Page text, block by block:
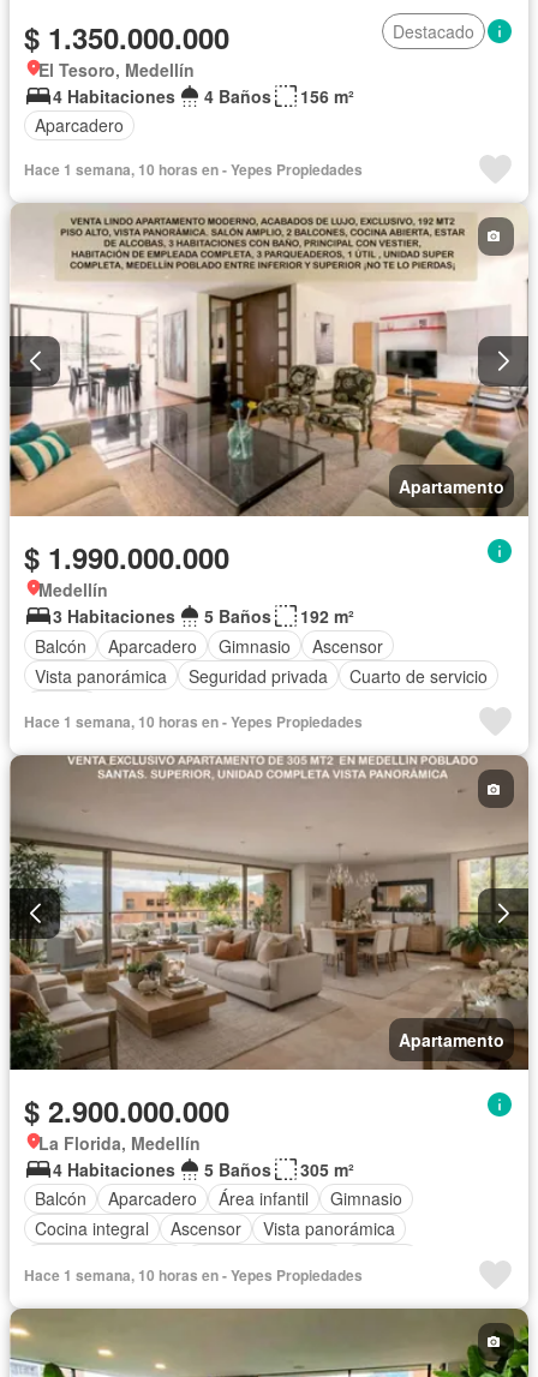
$ 1.350.000.000
Destacado
El Tesoro, Medellín
4 Habitaciones
4 Baños
156 m²
Aparcadero
Hace 1 semana, 10 horas en - Yepes Propiedades
Apartamento
$ 1.990.000.000
Medellín
3 Habitaciones
5 Baños
192 m²
Balcón
Aparcadero Gimnasio
Ascensor
Vista panorámica
Seguridad privada
Cuarto de servicio
Hace 1 semana, 10 horas en - Yepes Propiedades
Apartamento
$ 2.900.000.000
La Florida, Medellín
4 Habitaciones
5 Baños
305 m²
Balcón
Aparcadero Área infantil
Gimnasio
Cocina integral
Ascensor
Vista panorámica
Hace 1 semana, 10 horas en - Yepes Propiedades